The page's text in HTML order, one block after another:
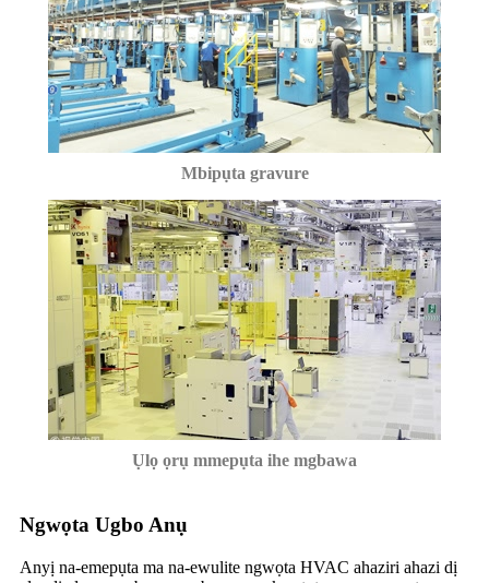
Mbipụta gravure
Ụlọ ọrụ mmepụta ihe mgbawa
Ngwọta Ugbo Anụ
Anyị na-emepụta ma na-ewulite ngwọta HVAC ahaziri ahazi dị